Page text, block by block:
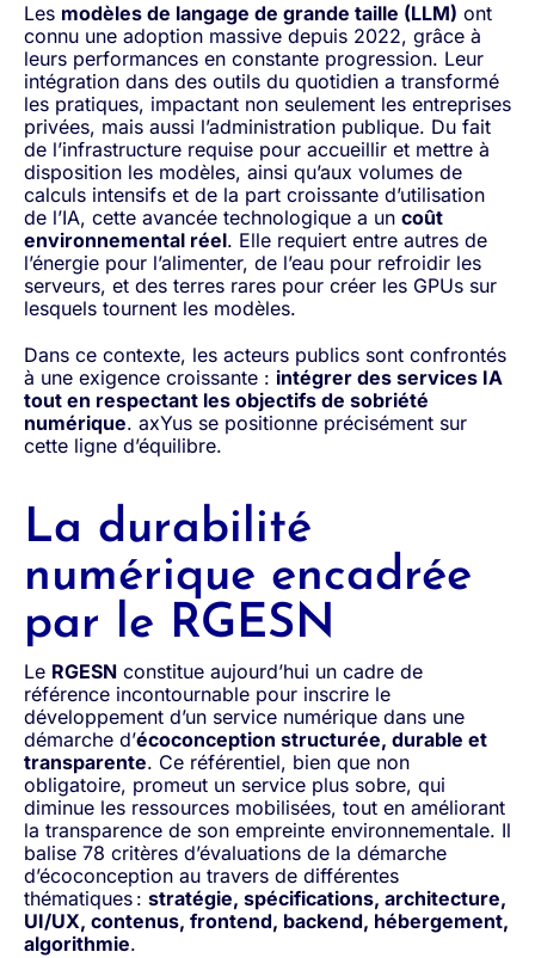
Les modèles de langage de grande taille (LLM) ont
connu une adoption massive depuis 2022, grâce à
leurs performances en constante progression. Leur
intégration dans des outils du quotidien a transformé
les pratiques, impactant non seulement les entreprises
privées, mais aussi l’administration publique. Du fait
de l’infrastructure requise pour accueillir et mettre à
disposition les modèles, ainsi qu’aux volumes de
calculs intensifs et de la part croissante d’utilisation
de l’IA, cette avancée technologique a un coût
environnemental réel. Elle requiert entre autres de
l’énergie pour l’alimenter, de l’eau pour refroidir les
serveurs, et des terres rares pour créer les GPUs sur
lesquels tournent les modèles.
Dans ce contexte, les acteurs publics sont confrontés
à une exigence croissante : intégrer des services IA
tout en respectant les objectifs de sobriété
numérique. axYus se positionne précisément sur
cette ligne d’équilibre.
La durabilité
numérique encadrée
par le RGESN
Le RGESN constitue aujourd’hui un cadre de
référence incontournable pour inscrire le
développement d’un service numérique dans une
démarche d’écoconception structurée, durable et
transparente. Ce référentiel, bien que non
obligatoire, promeut un service plus sobre, qui
diminue les ressources mobilisées, tout en améliorant
la transparence de son empreinte environnementale. Il
balise 78 critères d’évaluations de la démarche
d’écoconception au travers de différentes
thématiques : stratégie, spécifications, architecture,
UI/UX, contenus, frontend, backend, hébergement,
algorithmie.